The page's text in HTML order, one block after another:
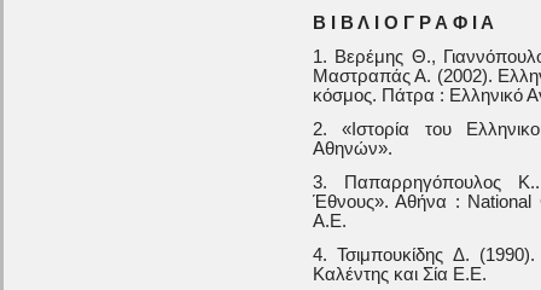
Β Ι Β Λ Ι Ο Γ Ρ Α Φ Ι Α
1. Βερέμης Θ.,
Μαστραπάς Α. (2002).
κόσμος. Πάτρα : Ελληνικό
2. «Ιστορία του
Αθηνών».
3. Παπαρρηγόπουλος Κ..
Έθνους». Αθήνα : National
Α.Ε.
4. Τσιμπουκίδης Δ.
Καλέντης και Σία Ε.Ε.